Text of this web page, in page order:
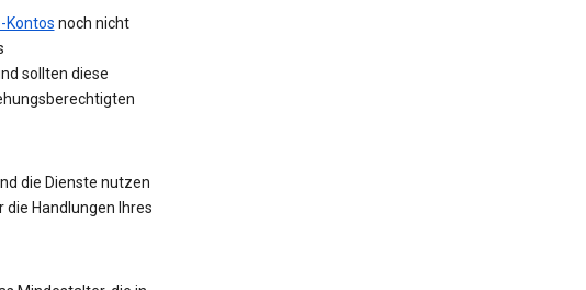
Kontos noch nicht
sollten diese
die Dienste nutzen
Handlungen Ihres